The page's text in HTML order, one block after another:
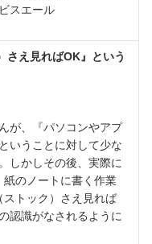
スエール
さえ見ればOK』という
が、『パソコンやアプ
いうことに対して少な
しかしその後、実際に
のノートに書く作業
ストック）さえ見れば
認識がなされるように